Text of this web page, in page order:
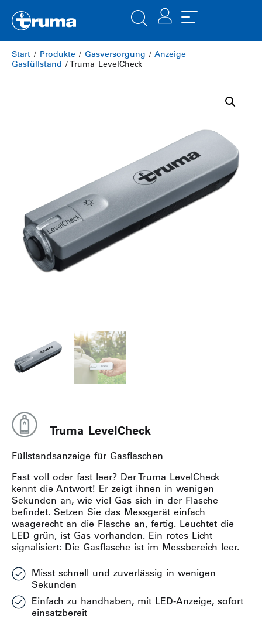
Start / Produkte / Gasversorgung / Anzeige
Gasfüllstand / Truma LevelCheck
Truma LevelCheck
Füllstandsanzeige für Gasflaschen
Fast voll oder fast leer? Der Truma LevelCheck
kennt die Antwort! Er zeigt ihnen in wenigen
Sekunden an, wie viel Gas sich in der Flasche
befindet. Setzen Sie das Messgerät einfach
waagerecht an die Flasche an, fertig. Leuchtet die
LED grün, ist Gas vorhanden. Ein rotes Licht
signalisiert: Die Gasflasche ist im Messbereich leer.
Misst schnell und zuverlässig in wenigen
Sekunden
Einfach zu handhaben, mit LED-Anzeige, sofort
einsatzbereit